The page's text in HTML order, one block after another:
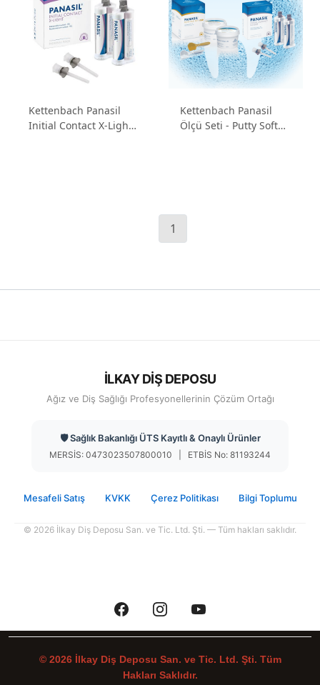
Kettenbach Panasil
Initial Contact X-Light -
Kettenbach Panasil
Ölçü Seti - Putty Soft
1
İLKAY DİŞ DEPOSU
Ağız ve Diş Sağlığı Profesyonellerinin Çözüm Ortağı
🛡️ Sağlık Bakanlığı ÜTS Kayıtlı & Onaylı Ürünler
MERSİS: 0473023507800010 | ETBİS No: 81193244
Mesafeli Satış KVKK Çerez Politikası Bilgi Toplumu
© 2026 İlkay Diş Deposu San. ve Tic. Ltd. Şti. — Tüm hakları saklıdır.
© 2026 İlkay Diş Deposu San. ve Tic. Ltd. Şti. Tüm
Hakları Saklıdır.